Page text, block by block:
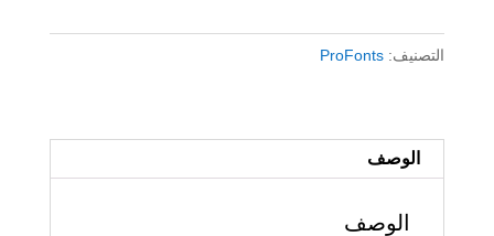
|
RTL-
آدم
التصنيف: ProFonts
الوصف
الوصف